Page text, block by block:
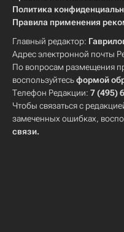
Политика
Правила применения
Главный редактор:
Адрес электронной почты
По вопросам размещения
воспользуйтесьформой
Телефон Редакции: 7 (495)
Чтобы связаться с
замеченных ошибках,
связи.